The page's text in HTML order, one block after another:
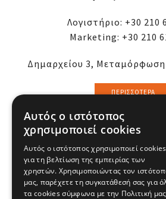
Λογιστήριο: +30 210
Marketing: +30 210
Δημαρχείου 3, Μεταμόρφωση
ΠΕΡΙΣΣΌΤΕΡΑ
ΕΜΕΙΣ
ΕΣΕΙΣ
Αυτός ο ιστότοπος
χρησιμοποιεί cookies
Αυτός ο ιστότοπος χρησιμοποιεί cookies
για τη βελτίωση της εμπειρίας των
χρηστών. Χρησιμοποιώντας τον
μας, παρέχετε τη συγκατάθεσή σας για
τα cookies σύμφωνα με την Πολιτική μας